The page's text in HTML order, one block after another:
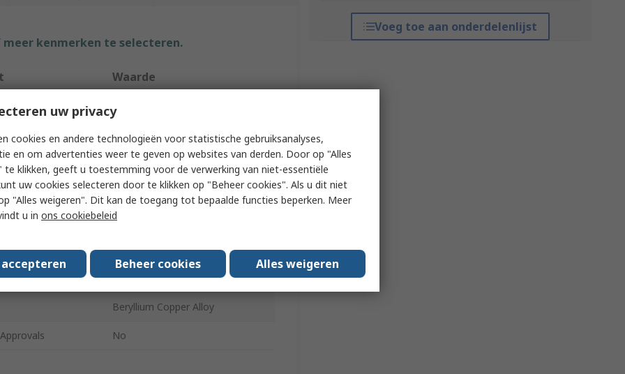
Voeg toe aan onderdelenlijst
kenmerken te selecteren.
Waarde
Facom
Socket Extension
12.7 mm
Extension Bar
Square
100mm
Copper Brazing
Beryllium Copper Alloy
No
uw privacy
cookies en andere technologieën voor statistische gebruiksanalyses,
en om advertenties weer te geven op websites van derden. Door op "Alles
te klikken, geeft u toestemming voor de verwerking van niet-essentiële
uw cookies selecteren door te klikken op "Beheer cookies". Als u dit niet
"Alles weigeren". Dit kan de toegang tot bepaalde functies beperken. Meer
u in ons cookiebeleid
Beheer cookies Alles weigeren